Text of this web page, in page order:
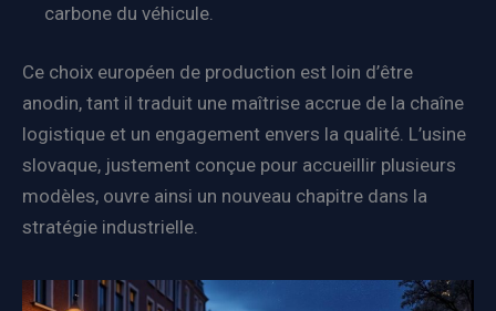
carbone du véhicule.
Ce choix européen de production est loin d’être
anodin, tant il traduit une maîtrise accrue de la chaîne
logistique et un engagement envers la qualité. L’usine
slovaque, justement conçue pour accueillir plusieurs
modèles, ouvre ainsi un nouveau chapitre dans la
stratégie industrielle.